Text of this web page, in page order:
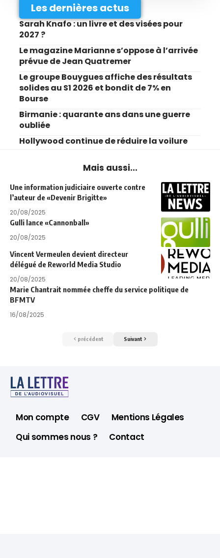
Les dernières actus
Sarah Knafo : un livre et des visées pour
2027 ?
Le magazine Marianne s’oppose à l’arrivée
prévue de Jean Quatremer
Le groupe Bouygues affiche des résultats
solides au S1 2026 et bondit de 7% en
Bourse
Birmanie : quarante ans dans une guerre
oubliée
Hollywood continue de réduire la voilure
Mais aussi...
Une information judiciaire ouverte contre
l’auteur de «Devenir Brigitte»
20/08/2025
Gulli lance «Cannonball»
20/08/2025
Vincent Vermeulen devient directeur
délégué de Reworld Media Studio
20/08/2025
Marie Chantrait nommée cheffe du service politique de
BFMTV
16/08/2025
précédent Suivant
Mon compte CGV
Mentions Légales
Qui sommes nous ?
Contact